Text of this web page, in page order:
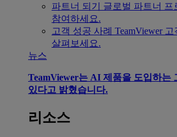
파트너 되기
글로벌 파트너 프
참여하세요.
고객 성공 사례 TeamViewer
살펴보세요.
뉴스
TeamViewer는 AI 제품을 도입하는
있다고 밝혔습니다.
리소스